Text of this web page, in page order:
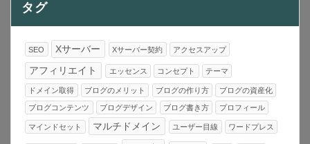
タグ
SEO Xサーバー Xサーバー契約 アクセスアップ
アフィリエイト エッセンス コンセプト テーマ
ドメイン取得 ブログのメリット ブログの作り方 ブログの資産化
ブログコンテンツ ブログデザイン ブログ書き方 プロフィール
マインドセット マルチドメイン ユーザー目線 ワードプレス